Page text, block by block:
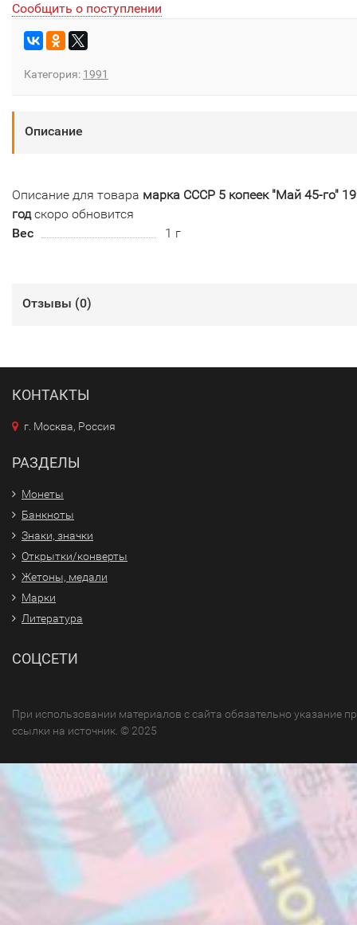
Сообщить о поступлении
Категория: 1991
Описание
Описание для товара марка СССР 5 копеек "Май 45-го"
годскоро обновится
Вес
1 г
Отзывы (0)
КОНТАКТЫ
г. Москва, Россия
РАЗДЕЛЫ
Монеты
Банкноты
Знаки, значки
Открытки/конверты
Жетоны, медали
Марки
Литература
СОЦСЕТИ
При использовании материалов с сайта обязательно указание
ссылки на источник. © 2025